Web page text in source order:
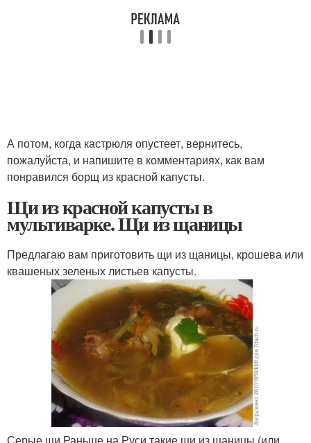
А потом, когда кастрюля опустеет, вернитесь,
пожалуйста, и напишите в комментариях, как вам
понравился борщ из красной капусты.
Щи из красной капусты в
мультиварке. Щи из щаницы
Предлагаю вам приготовить щи из щаницы, крошева или
квашеных зеленых листьев капусты.
Серые щи Раньше на Руси такие щи из щаницы (или